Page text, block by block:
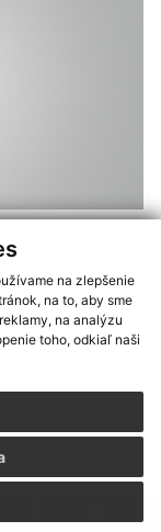
na zlepšenie
na to, aby sme
na analýzu
toho, odkiaľ naši